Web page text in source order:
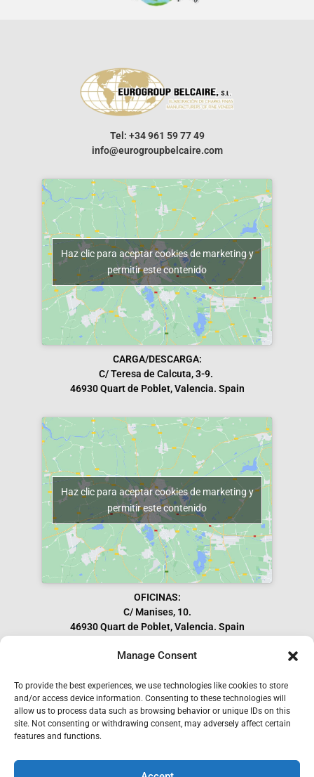
Manage Consent
To provide the best experiences, we use technologies like cookies to store
and/or access device information. Consenting to these technologies will
allow us to process data such as browsing behavior or unique IDs on this
site. Not consenting or withdrawing consent, may adversely affect certain
features and functions.
Tel: +34 961 59 77 49
info@eurogroupbelcaire.com
Haz clic para aceptar cookies de marketing y
permitir este contenido
CARGA/DESCARGA:
C/ Teresa de Calcuta, 3-9.
46930 Quart de Poblet, Valencia. Spain
Haz clic para aceptar cookies de marketing y
permitir este contenido
OFICINAS:
C/ Manises, 10.
46930 Quart de Poblet, Valencia. Spain
Subscribe to our Newsletter